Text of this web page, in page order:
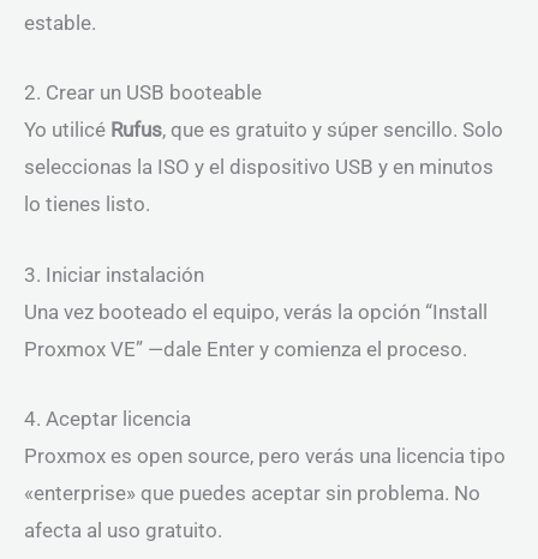
estable.
2. Crear un USB booteable
Yo utilicé Rufus, que es gratuito y súper sencillo. Solo
seleccionas la ISO y el dispositivo USB y en minutos
lo tienes listo.
3. Iniciar instalación
Una vez booteado el equipo, verás la opción “Install
Proxmox VE” —dale Enter y comienza el proceso.
4. Aceptar licencia
Proxmox es open source, pero verás una licencia tipo
«enterprise» que puedes aceptar sin problema. No
afecta al uso gratuito.